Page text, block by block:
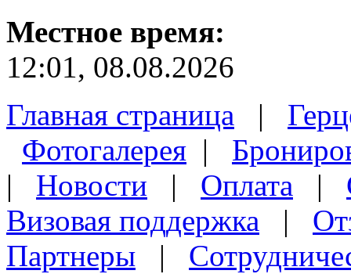
Местное время:
12:01, 08.08.2026
Главная страница |
Фотогалерея |
| Новости | Оплата |
Визовая поддержка |
Партнеры |